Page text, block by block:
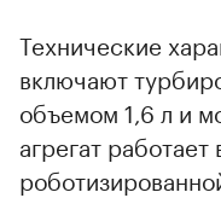
Технические
включают
объемом 1,6 л и
агрегат